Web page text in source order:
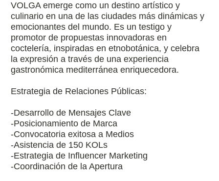
VOLGA emerge como un destino artístico y
culinario en una de las ciudades más dinámicas y
emocionantes del mundo. Es un testigo y
promotor de propuestas innovadoras en
coctelería, inspiradas en etnobotánica, y celebra
la expresión a través de una experiencia
gastronómica mediterránea enriquecedora.
Estrategia de Relaciones Públicas:
-Desarrollo de Mensajes Clave
-Posicionamiento de Marca
-Convocatoria exitosa a Medios
-Asistencia de 150 KOLs
-Estrategia de Influencer Marketing
-Coordinación de la Apertura